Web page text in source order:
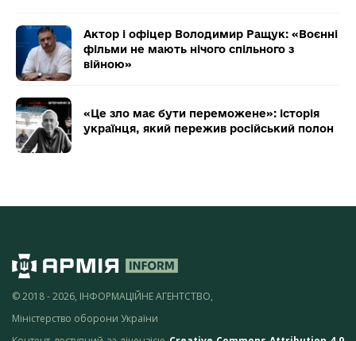
Актор і офіцер Володимир Ращук: «Воєнні
фільми не мають нічого спільного з
війною»
«Це зло має бути переможене»: історія
українця, який пережив російський полон
© 2018 - 2026, ІНФОРМАЦІЙНЕ АГЕНТСТВО,
Міністерство оборони України